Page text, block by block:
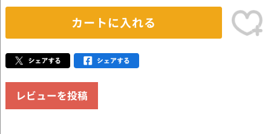
カートに入れる
レビューを投稿